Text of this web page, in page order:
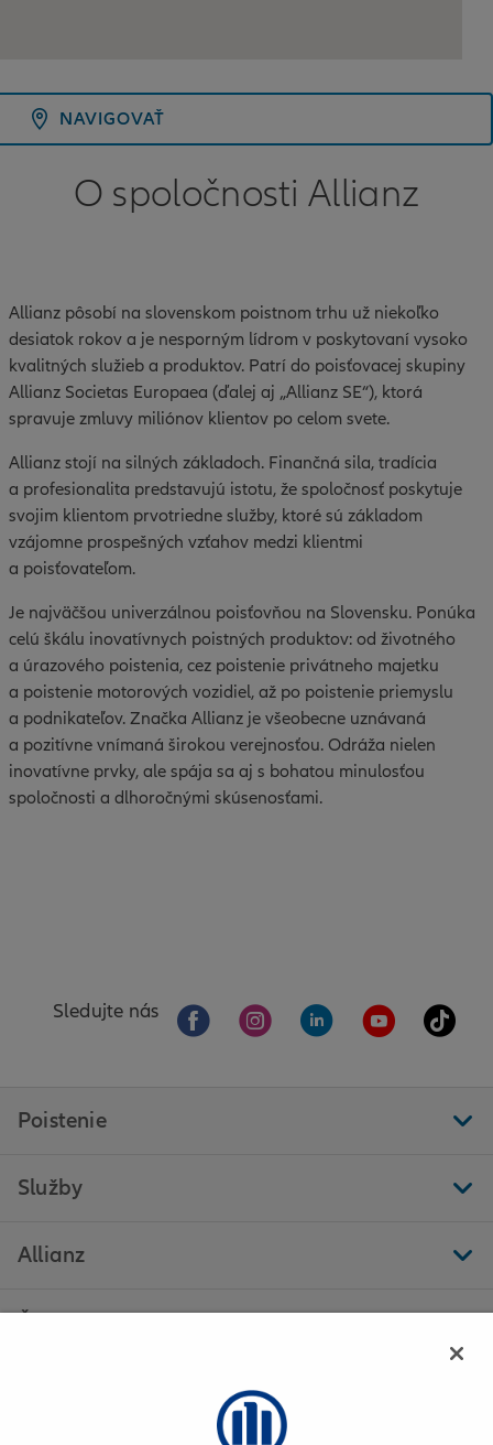
NAVIGOVAŤ
O spoločnosti Allianz
Allianz pôsobí na slovenskom poistnom trhu už niekoľko
desiatok rokov a je nesporným lídrom v poskytovaní vysoko
kvalitných služieb a produktov. Patrí do poisťovacej skupiny
Allianz Societas Europaea (ďalej aj „Allianz SE“), ktorá
spravuje zmluvy miliónov klientov po celom svete.
Allianz stojí na silných základoch. Finančná sila, tradícia
a profesionalita predstavujú istotu, že spoločnosť poskytuje
svojim klientom prvotriedne služby, ktoré sú základom
vzájomne prospešných vzťahov medzi klientmi
a poisťovateľom.
Je najväčšou univerzálnou poisťovňou na Slovensku. Ponúka
celú škálu inovatívnych poistných produktov: od životného
a úrazového poistenia, cez poistenie privátneho majetku
a poistenie motorových vozidiel, až po poistenie priemyslu
a podnikateľov. Značka Allianz je všeobecne uznávaná
a pozitívne vnímaná širokou verejnosťou. Odráža nielen
inovatívne prvky, ale spája sa aj s bohatou minulosťou
spoločnosti a dlhoročnými skúsenosťami.
Sledujte nás
Poistenie
Služby
Allianz
Allianz - Edita Pivolusková s.r.o. - Levice